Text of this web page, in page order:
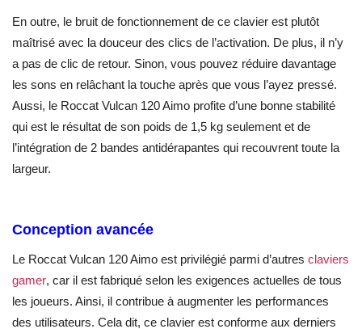
En outre, le bruit de fonctionnement de ce clavier est plutôt
maîtrisé avec la douceur des clics de l’activation. De plus, il n’y
a pas de clic de retour. Sinon, vous pouvez réduire davantage
les sons en relâchant la touche après que vous l’ayez pressé.
Aussi, le Roccat Vulcan 120 Aimo profite d’une bonne stabilité
qui est le résultat de son poids de 1,5 kg seulement et de
l’intégration de 2 bandes antidérapantes qui recouvrent toute la
largeur.
Conception avancée
Le Roccat Vulcan 120 Aimo est privilégié parmi d’autres claviers
gamer, car il est fabriqué selon les exigences actuelles de tous
les joueurs. Ainsi, il contribue à augmenter les performances
des utilisateurs. Cela dit, ce clavier est conforme aux derniers